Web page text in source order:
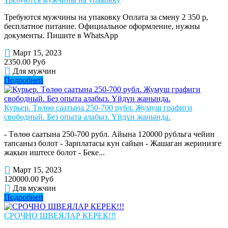
Требуются мужчины на упаковку Оплата за смену 2 350 р,
бесплатное питание. Официальное оформление, нужны
документы. Пишите в WhatsApp
Март 15, 2023
2350.00 Руб
Для мужчин
Подробней
Курьер. Төлөө саатына 250-700 рубл. Жумуш графиги
свободный. Без опыта алабыз. Үйдүн жанында.
- Төлөө саатына 250-700 рубл. Айына 120000 рубльга чейин
тапсаныз болот - Зарплатасы кун сайын - Жашаган жеринизге
жакын иштесе болот - Беке...
Март 15, 2023
120000.00 Руб
Для мужчин
Подробней
СРОЧНО ШВЕЯЛАР КЕРЕК!!!